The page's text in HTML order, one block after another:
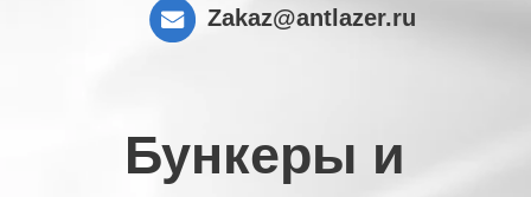
Бункеры и
накопления